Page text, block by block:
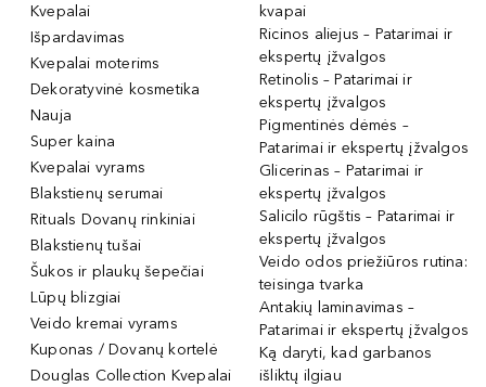
Kvepalai
Išpardavimas
Kvepalai moterims
Dekoratyvinė kosmetika
Nauja
Super kaina
Kvepalai vyrams
Blakstienų serumai
Rituals Dovanų rinkiniai
Blakstienų tušai
Šukos ir plaukų šepečiai
Lūpų blizgiai
Veido kremai vyrams
Kuponas / Dovanų kortelė
Douglas Collection Kvepalai
kvapai
Ricinos aliejus – Patarimai ir
ekspertų įžvalgos
Retinolis – Patarimai ir
ekspertų įžvalgos
Pigmentinės dėmės –
Patarimai ir ekspertų įžvalgos
Glicerinas – Patarimai ir
ekspertų įžvalgos
Salicilo rūgštis – Patarimai ir
ekspertų įžvalgos
Veido odos priežiūros rutina:
teisinga tvarka
Antakių laminavimas –
Patarimai ir ekspertų įžvalgos
Ką daryti, kad garbanos
išliktų ilgiau